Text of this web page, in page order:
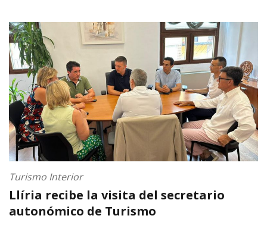
Turismo Interior
Llíria recibe la visita del secretario
autonómico de Turismo